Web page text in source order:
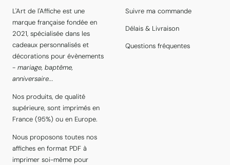
L'Art de l'Affiche est une
marque française fondée en
2021, spécialisée dans les
cadeaux personnalisés et
décorations pour évènements
- mariage, baptême,
anniversaire...
Nos produits, de qualité
supérieure, sont imprimés en
France (95%) ou en Europe.
Nous proposons toutes nos
affiches en format PDF à
imprimer soi-même pour
Suivre ma commande
Délais & Livraison
Questions fréquentes